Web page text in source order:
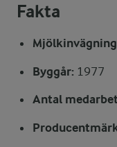
Fakta
Byggår: 1977
Antal